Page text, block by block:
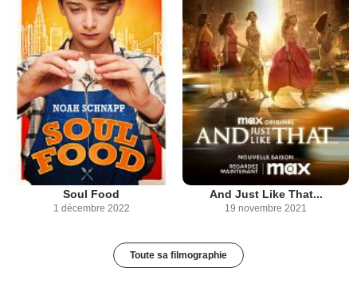
Soul Food
1 décembre 2022
And Just Like That...
19 novembre 2021
Toute sa filmographie